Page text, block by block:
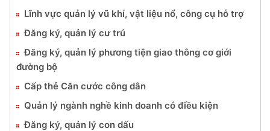
Lĩnh vực quản lý vũ khí, vật liệu nổ, công cụ hỗ trợ
Đăng ký, quản lý cư trú
Đăng ký, quản lý phương tiện giao thông cơ giới
đường bộ
Cấp thẻ Căn cước công dân
Quản lý ngành nghề kinh doanh có điều kiện
Đăng ký, quản lý con dấu